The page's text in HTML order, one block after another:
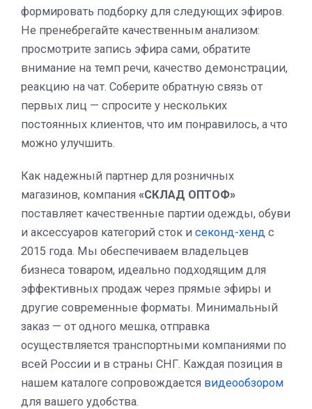
формировать подборку для следующих эфиров.
Не пренебрегайте качественным анализом:
просмотрите запись эфира сами, обратите
внимание на темп речи, качество демонстрации,
реакцию на чат. Соберите обратную связь от
первых лиц — спросите у нескольких
постоянных клиентов, что им понравилось, а что
можно улучшить.
Как надежный партнер для розничных
магазинов, компания «СКЛАД ОПТОФ»
поставляет качественные партии одежды, обуви
и аксессуаров категорий сток и секонд-хенд с
2015 года. Мы обеспечиваем владельцев
бизнеса товаром, идеально подходящим для
эффективных продаж через прямые эфиры и
другие современные форматы. Минимальный
заказ — от одного мешка, отправка
осуществляется транспортными компаниями по
всей России и в страны СНГ. Каждая позиция в
нашем каталоге сопровождается видеообзором
для вашего удобства.